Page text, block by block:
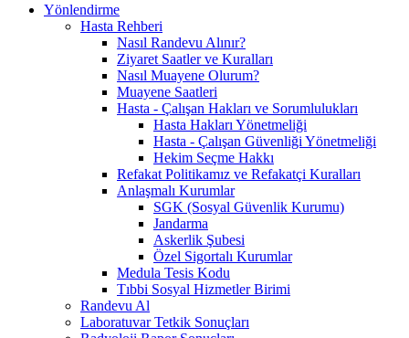
Yönlendirme
Hasta Rehberi
Nasıl Randevu Alınır?
Ziyaret Saatler ve Kuralları
Nasıl Muayene Olurum?
Muayene Saatleri
Hasta - Çalışan Hakları ve Sorumlulukları
Hasta Hakları Yönetmeliği
Hasta - Çalışan Güvenliği Yönetmeliği
Hekim Seçme Hakkı
Refakat Politikamız ve Refakatçi Kuralları
Anlaşmalı Kurumlar
SGK (Sosyal Güvenlik Kurumu)
Jandarma
Askerlik Şubesi
Özel Sigortalı Kurumlar
Medula Tesis Kodu
Tıbbi Sosyal Hizmetler Birimi
Randevu Al
Laboratuvar Tetkik Sonuçları